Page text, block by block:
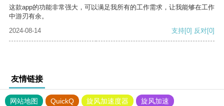
这款app的功能非常强大，可以满足我所有的工作需求，让我能够在工作
中游刃有余。
2024-08-14
支持[0] 反对[0]
友情链接
网站地图 QuickQ 旋风加速度器
旋风加速